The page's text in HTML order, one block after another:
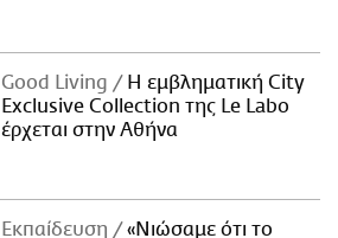
Good Living
Η εμβληματική City
Exclusive Collection της Le Labo
έρχεται στην Αθήνα
Εκπαίδευση
«Νιώσαμε ότι το